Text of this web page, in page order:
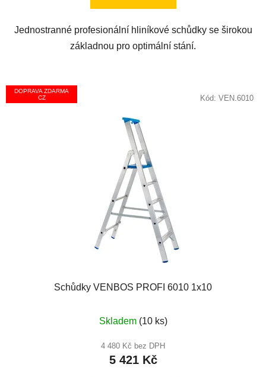
Jednostranné profesionální hliníkové schůdky se širokou
základnou pro optimální stání.
DOPRAVA ZDARMA
CZ
Schůdky VENBOS PROFI 6010 1x10
hodnocení
produktu
je
Skladem (10 ks)
4 480 Kč bez DPH
5 421 Kč
Kód: VEN.6010